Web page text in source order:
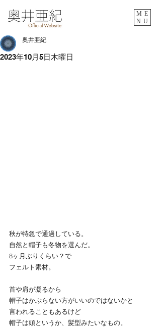
ME
NU
2023年10月5日木曜日
奥井亜紀
秋が特急で通過している。
自然と帽子も冬物を選んだ。
8ヶ月ぶりくらい？で
フェルト素材。
首や肩が凝るから
帽子はかぶらない方がいいのではないかと
言われることもあるけど
帽子は頭というか、髪型みたいなもの。